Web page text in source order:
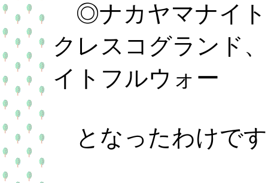
◎ナカヤマナイト
クレスコグランド
イトフルウォー
となったわけで